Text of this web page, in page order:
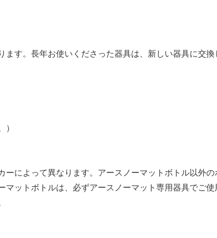
す。長年お使いくださった器具は、新しい器具に交換
によって異なります。アースノーマットボトル以外
ットボトルは、必ずアースノーマット専用器具でご